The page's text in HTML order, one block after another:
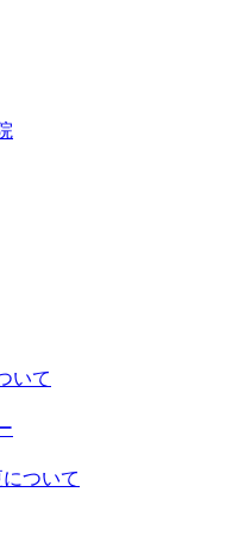
いて
ついて